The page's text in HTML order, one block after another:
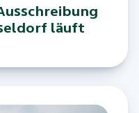
läuft